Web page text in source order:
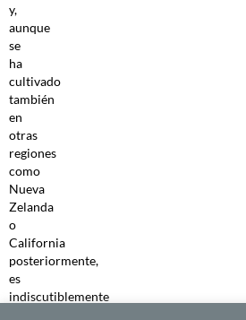
y,
aunque
se
ha
cultivado
también
en
otras
regiones
como
Nueva
Zelanda
o
California
posteriormente,
es
indiscutiblemente